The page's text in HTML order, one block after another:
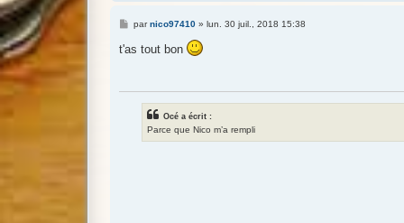
M
s
parnico97410» lun. 30 juil., 2018 15:38
t'as tout bon
Océ a écrit :
Parce que Nico m’a rempli